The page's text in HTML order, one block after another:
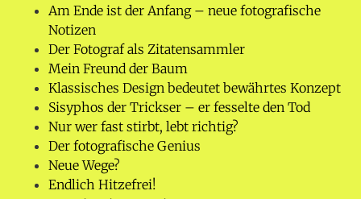
Am Ende ist der Anfang – neue fotografische
Notizen
Der Fotograf als Zitatensammler
Mein Freund der Baum
Klassisches Design bedeutet bewährtes Konzept
Sisyphos der Trickser – er fesselte den Tod
Nur wer fast stirbt, lebt richtig?
Der fotografische Genius
Neue Wege?
Endlich Hitzefrei!